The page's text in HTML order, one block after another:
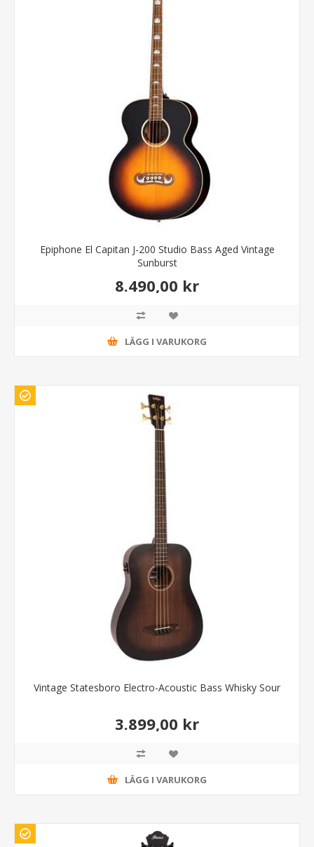
Epiphone El Capitan J-200 Studio Bass Aged Vintage
Sunburst
8.490,00 kr
LÄGG I VARUKORG
Vintage Statesboro Electro-Acoustic Bass Whisky Sour
3.899,00 kr
LÄGG I VARUKORG